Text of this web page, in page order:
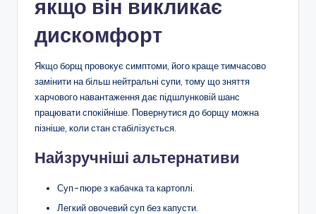
якщо він викликає
дискомфорт
Якщо борщ провокує симптоми, його краще тимчасово
замінити на більш нейтральні супи, тому що зняття
харчового навантаження дає підшлунковій шанс
працювати спокійніше. Повернутися до борщу можна
пізніше, коли стан стабілізується.
Найзручніші альтернативи
Суп-пюре з кабачка та картоплі.
Легкий овочевий суп без капусти.